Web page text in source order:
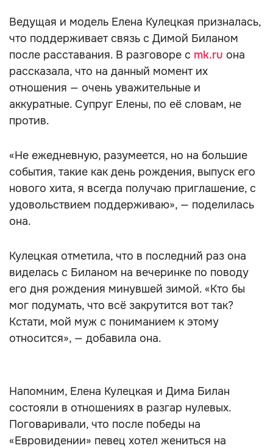
Ведущая и модель Елена Кулецкая призналась,
что поддерживает связь с Димой Биланом
после расставания. В разговоре с mk.ru она
рассказала, что на данный момент их
отношения — очень уважительные и
аккуратные. Супруг Елены, по её словам, не
против.
«Не ежедневную, разумеется, но на большие
события, такие как день рождения, выпуск его
нового хита, я всегда получаю приглашение, с
удовольствием поддерживаю», — поделилась
она.
Кулецкая отметила, что в последний раз она
виделась с Биланом на вечеринке по поводу
его дня рождения минувшей зимой. «Кто бы
мог подумать, что всё закрутится вот так?
Кстати, мой муж с пониманием к этому
относится», — добавила она.
Напомним, Елена Кулецкая и Дима Билан
состояли в отношениях в разгар нулевых.
Поговаривали, что после победы на
«Евровидении» певец хотел жениться на